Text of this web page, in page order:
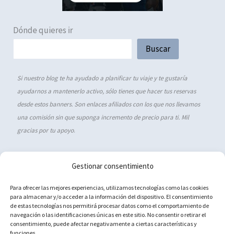
Gestionar consentimiento
Para ofrecer las mejores experiencias, utilizamos tecnologías como las cookies
para almacenar y/o acceder a la información del dispositivo. El consentimiento
de estas tecnologías nos permitirá procesar datos como el comportamiento de
navegación o las identificaciones únicas en este sitio. No consentir o retirar el
consentimiento, puede afectar negativamente a ciertas características y
Dónde quieres ir
Buscar
Si nuestro blog te ha ayudado a planificar tu viaje y te gustaría
ayudarnos a mantenerlo activo, sólo tienes que hacer tus reservas
desde estos banners. Son enlaces afiliados con los que nos llevamos
una comisión sin que suponga incremento de precio para ti. Mil
gracias por tu apoyo.
Política de cookies (UE)
Aviso Legal
Política de privacidad